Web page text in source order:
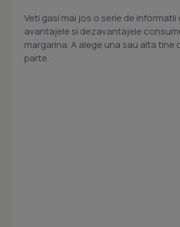
Veti gasi mai jos o serie de informatii
avantajele si dezavantajele
margarina. A alege una sau alta tine
parte.